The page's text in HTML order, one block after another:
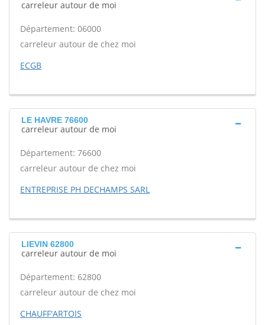
carreleur autour de moi
Département: 06000
carreleur autour de chez moi
ECGB
LE HAVRE 76600
carreleur autour de moi
Département: 76600
carreleur autour de chez moi
ENTREPRISE PH DECHAMPS SARL
LIEVIN 62800
carreleur autour de moi
Département: 62800
carreleur autour de chez moi
CHAUFF'ARTOIS